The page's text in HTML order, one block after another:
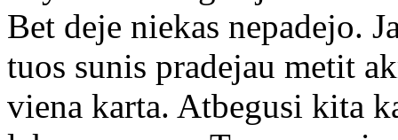
Bet deje niekas nepadejo.
tuos sunis pradejau metit
viena karta. Atbegusi kita